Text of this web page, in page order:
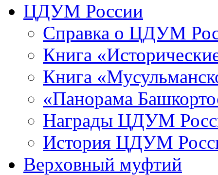
ЦДУМ России
Справка о ЦДУМ
Книга
Книга
«Панорама
Награды ЦДУМ
История ЦДУМ
Верховный муфтий